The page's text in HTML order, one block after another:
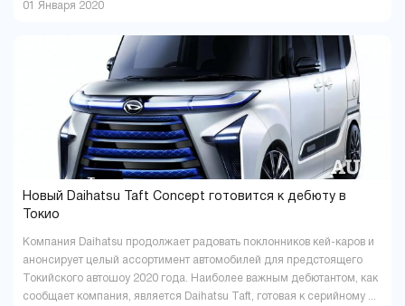
01 Января 2020
Новый Daihatsu Taft Concept готовится к дебюту в
Токио
Компания Daihatsu продолжает радовать поклонников кей-каров и
анонсирует целый ассортимент автомобилей для предстоящего
Токийского автошоу 2020 года. Наиболее важным дебютантом, как
сообщает компания, является Daihatsu Taft, готовая к серийному ...